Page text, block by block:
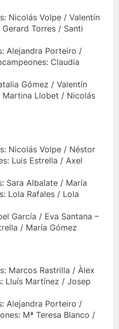
Nicolás Volpe / Valentín
Torres / Santi
Alejandra Porteiro /
Claudia
Gómez / Valentín
Martina Llobet / Nicolás
Nicolás Volpe / Néstor
Luis Estrella / Axel
Sara Albalate / María
Lola Rafales / Lola
García / Eva Santana –
/ María Gómez
Marcos Rastrilla / Àlex
Lluís Martínez / Josep
Alejandra Porteiro /
Mª Teresa Blanco /